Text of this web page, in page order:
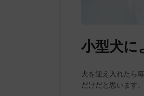
小型犬に
犬を迎え入れたら
だけだと思います